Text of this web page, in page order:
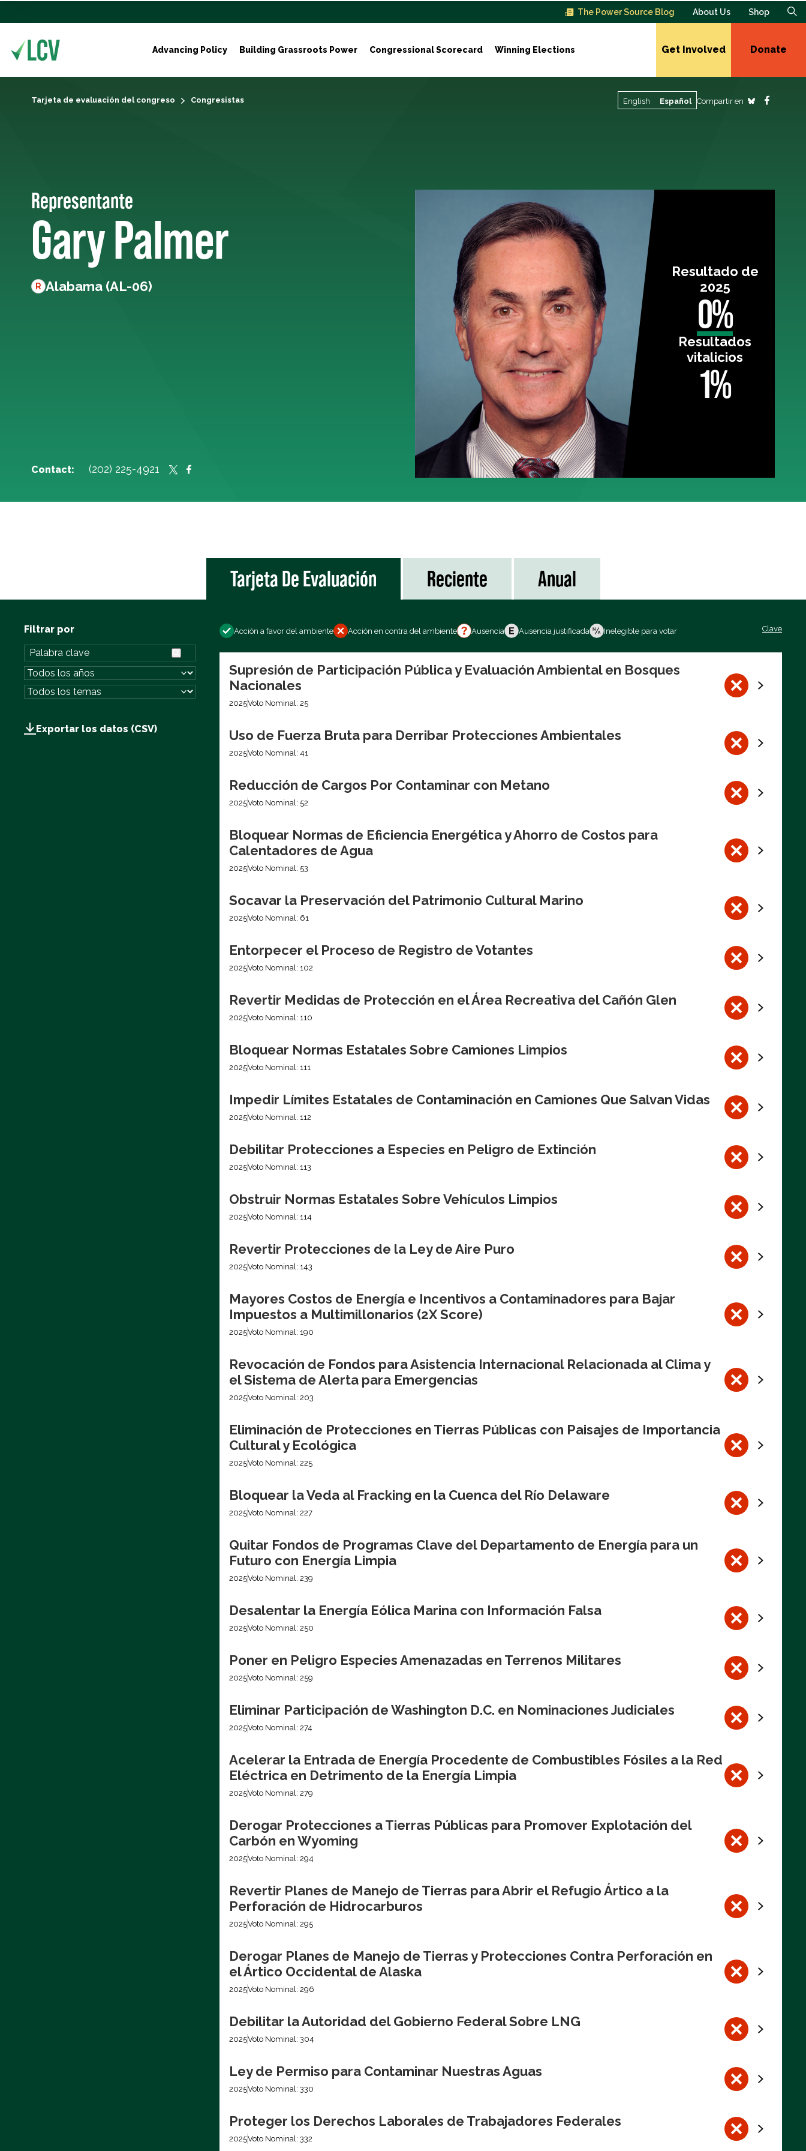
The Power Source Blog About Us Shop
Advancing Policy Building Grassroots Power Congressional Scorecard Winning Elections Get Involved Donate
Tarjeta de evaluación del congreso Congresistas English Español Compartir en
Representante
Gary Palmer
R Alabama (AL-06)
Contact: (202) 225-4921
Resultado de
2025
0%
Resultados
vitalicios
1%
Tarjeta De Evaluación Reciente Anual
Filtrar por
Exportar los datos (CSV)
Acción a favor del ambiente Acción en contra del ambiente Ausencia Ausencia justificada Inelegible para votar Clave
Supresión de Participación Pública y Evaluación Ambiental en Bosques
Nacionales
2025Voto Nominal: 25
Uso de Fuerza Bruta para Derribar Protecciones Ambientales
2025Voto Nominal: 41
Reducción de Cargos Por Contaminar con Metano
2025Voto Nominal: 52
Bloquear Normas de Eficiencia Energética y Ahorro de Costos para
Calentadores de Agua
2025Voto Nominal: 53
Socavar la Preservación del Patrimonio Cultural Marino
2025Voto Nominal: 61
Entorpecer el Proceso de Registro de Votantes
2025Voto Nominal: 102
Revertir Medidas de Protección en el Área Recreativa del Cañón Glen
2025Voto Nominal: 110
Bloquear Normas Estatales Sobre Camiones Limpios
2025Voto Nominal: 111
Impedir Límites Estatales de Contaminación en Camiones Que Salvan Vidas
2025Voto Nominal: 112
Debilitar Protecciones a Especies en Peligro de Extinción
2025Voto Nominal: 113
Obstruir Normas Estatales Sobre Vehículos Limpios
2025Voto Nominal: 114
Revertir Protecciones de la Ley de Aire Puro
2025Voto Nominal: 143
Mayores Costos de Energía e Incentivos a Contaminadores para Bajar
Impuestos a Multimillonarios (2X Score)
2025Voto Nominal: 190
Revocación de Fondos para Asistencia Internacional Relacionada al Clima y
el Sistema de Alerta para Emergencias
2025Voto Nominal: 203
Eliminación de Protecciones en Tierras Públicas con Paisajes de Importancia
Cultural y Ecológica
2025Voto Nominal: 225
Bloquear la Veda al Fracking en la Cuenca del Río Delaware
2025Voto Nominal: 227
Quitar Fondos de Programas Clave del Departamento de Energía para un
Futuro con Energía Limpia
2025Voto Nominal: 239
Desalentar la Energía Eólica Marina con Información Falsa
2025Voto Nominal: 250
Poner en Peligro Especies Amenazadas en Terrenos Militares
2025Voto Nominal: 259
Eliminar Participación de Washington D.C. en Nominaciones Judiciales
2025Voto Nominal: 274
Acelerar la Entrada de Energía Procedente de Combustibles Fósiles a la Red
Eléctrica en Detrimento de la Energía Limpia
2025Voto Nominal: 279
Derogar Protecciones a Tierras Públicas para Promover Explotación del
Carbón en Wyoming
2025Voto Nominal: 294
Revertir Planes de Manejo de Tierras para Abrir el Refugio Ártico a la
Perforación de Hidrocarburos
2025Voto Nominal: 295
Derogar Planes de Manejo de Tierras y Protecciones Contra Perforación en
el Ártico Occidental de Alaska
2025Voto Nominal: 296
Debilitar la Autoridad del Gobierno Federal Sobre LNG
2025Voto Nominal: 304
Ley de Permiso para Contaminar Nuestras Aguas
2025Voto Nominal: 330
Proteger los Derechos Laborales de Trabajadores Federales
2025Voto Nominal: 332